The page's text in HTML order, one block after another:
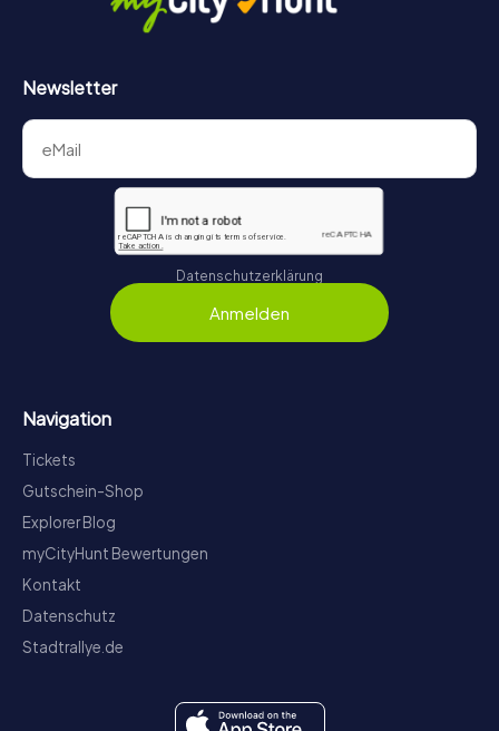
Newsletter
Datenschutzerklärung
Anmelden
Navigation
Tickets
Gutschein-Shop
Explorer Blog
myCityHunt Bewertungen
Kontakt
Datenschutz
Stadtrallye.de